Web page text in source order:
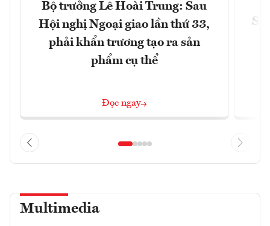
Bộ trưởng Lê Hoài Trung: Sau
Hội nghị Ngoại giao lần thứ 33,
phải khẩn trương tạo ra sản
phẩm cụ thể
Đọc ngay
Multimedia